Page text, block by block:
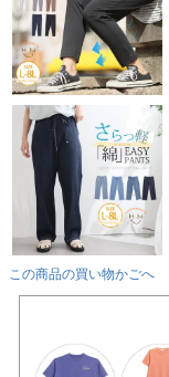
この商品の買い物かごへ